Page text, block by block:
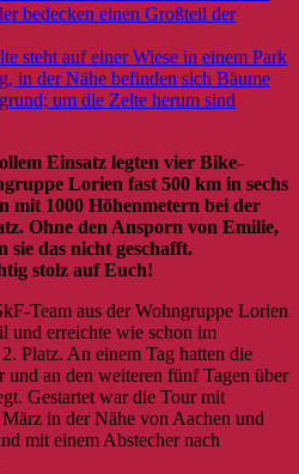
Einsatz legten vier Bike-
Lorien fast 500 km in sechs
mit 1000 Höhenmetern bei der
Ohne den Ansporn von Emilie,
das nicht geschafft.
stolz auf Euch!
Team aus der Wohngruppe Lorien
und erreichte wie schon im
Platz. An einem Tag hatten die
an den weiteren fünf Tagen über
Gestartet war die Tour mit
in der Nähe von Aachen und
mit einem Abstecher nach